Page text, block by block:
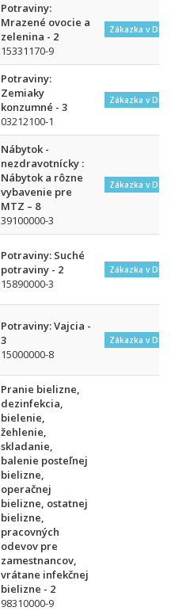
Potraviny:
Mrazené ovocie a
zelenina - 2
15331170-9
Zákazka v DNS
Potraviny:
Zemiaky
konzumné - 3
03212100-1
Zákazka v DNS
Nábytok -
nezdravotnícky :
Nábytok a rôzne
vybavenie pre
MTZ – 8
39100000-3
Zákazka v DNS
Potraviny: Suché
potraviny - 2
15890000-3
Zákazka v DNS
Potraviny: Vajcia -
3
15000000-8
Zákazka v DNS
Pranie bielizne,
dezinfekcia,
bielenie,
žehlenie,
skladanie,
balenie posteľnej
bielizne,
operačnej
bielizne, ostatnej
bielizne,
pracovných
odevov pre
zamestnancov,
vrátane infekčnej
bielizne - 2
98310000-9